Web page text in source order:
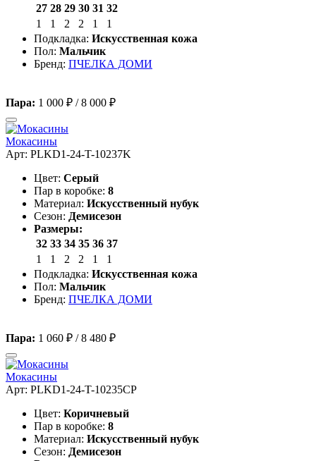
27 28 29 30 31 32
1
1 2 2 1
1
Подкладка: Искусственная кожа
Пол: Мальчик
Бренд: ПЧЕЛКА ДОМИ
Пара: 1 000 ₽ /8 000 ₽
Мокасины
Арт: PLKD1-24-T-10237K
Цвет: Серый
Пар в коробке: 8
Материал: Искусственный нубук
Сезон: Демисезон
Размеры:
32 33 34 35 36 37
1
1 2 2 1
1
Подкладка: Искусственная кожа
Пол: Мальчик
Бренд: ПЧЕЛКА ДОМИ
Пара: 1 060 ₽ /8 480 ₽
Мокасины
Арт: PLKD1-24-T-10235CP
Цвет: Коричневый
Пар в коробке: 8
Материал: Искусственный нубук
Сезон: Демисезон